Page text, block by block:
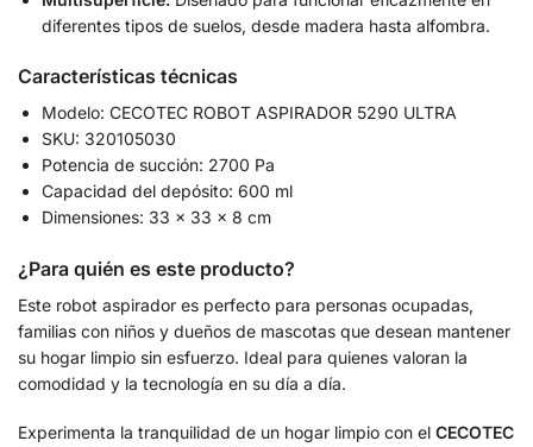
diferentes tipos de suelos, desde madera hasta alfombra.
Características técnicas
Modelo: CECOTEC ROBOT ASPIRADOR 5290 ULTRA
SKU: 320105030
Potencia de succión: 2700 Pa
Capacidad del depósito: 600 ml
Dimensiones: 33 x 33 x 8 cm
¿Para quién es este producto?
Este robot aspirador es perfecto para personas ocupadas,
familias con niños y dueños de mascotas que desean mantener
su hogar limpio sin esfuerzo. Ideal para quienes valoran la
comodidad y la tecnología en su día a día.
Experimenta la tranquilidad de un hogar limpio con el CECOTEC